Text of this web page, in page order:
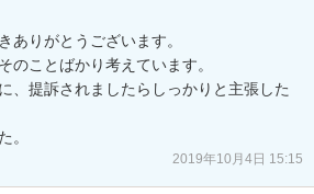
ありがとうございます。
のことばかり考えています。
、提訴されましたらしっかりと主張した
。
2019年10月4日 15:15